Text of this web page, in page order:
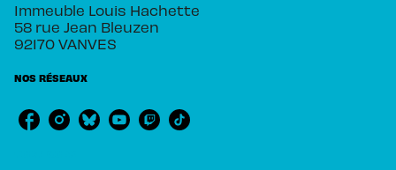
Immeuble Louis Hachette
58 rue Jean Bleuzen
92170 VANVES
NOS RÉSEAUX